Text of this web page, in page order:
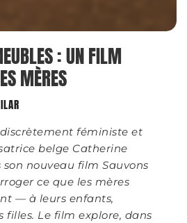
: UN FILM
MÈRES
féministe et
belge Catherine
nouveau film Sauvons
ce que les mères
— à leurs enfants,
Le film explore, dans